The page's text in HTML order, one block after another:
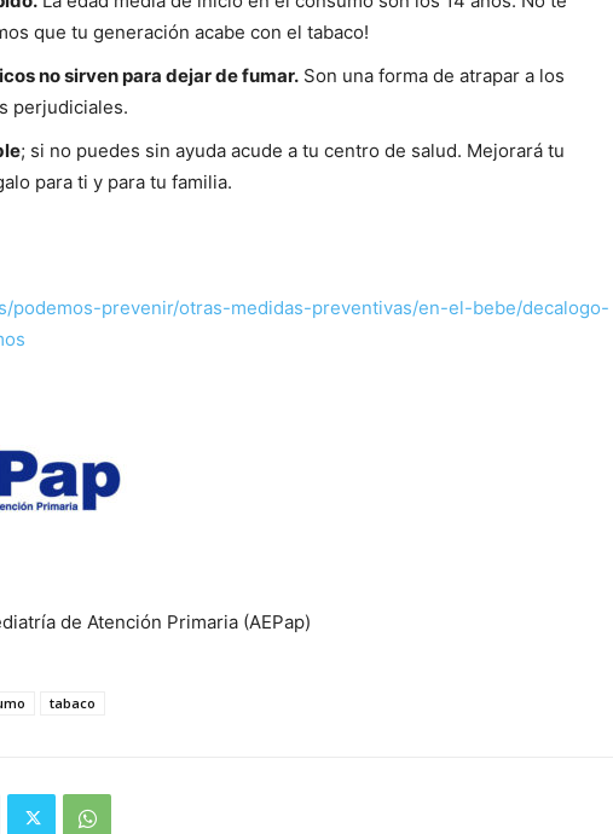
que tu generación acabe con el tabaco!
no sirven para dejar de fumar. Son una forma de atrapar a los
perjudiciales.
; si no puedes sin ayuda acude a tu centro de salud. Mejorará tu
para ti y para tu familia.
podemos-prevenir/otras-medidas-preventivas/en-el-bebe/decalogo-
de Atención Primaria (AEPap)
tabaco